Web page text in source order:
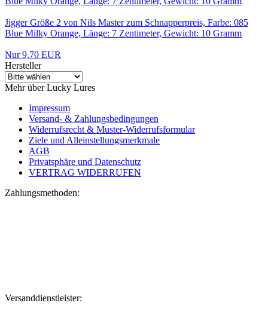
Jigger Größe 2 von Nils Master zum Schnapperpreis, Farbe: 085
Blue Milky Orange, Länge: 7 Zentimeter, Gewicht: 10 Gramm
Nur 9,70 EUR
Hersteller
Mehr über Lucky Lures
Impressum
Versand- & Zahlungsbedingungen
Widerrufsrecht & Muster-Widerrufsformular
Ziele und Alleinstellungsmerkmale
AGB
Privatsphäre und Datenschutz
VERTRAG WIDERRUFEN
Zahlungsmethoden:
Versanddienstleister: